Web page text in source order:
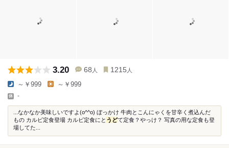
3.20 68 人 1215 人
～￥999 ～￥999
-
...なかなか美味しいですよ(o^^o) ぼっかけ 牛肉とこんにゃくを甘辛く煮込んだ
もの カルビ定食登場 カルビ定食にと うどて定食？やっけ？ 写真の用な定食も登
場してた...